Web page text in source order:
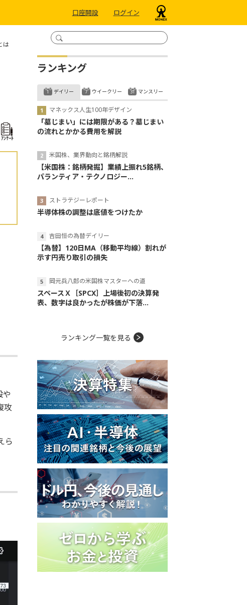
口座開設 ログイン
は
ｱﾝｹｰﾄ
や
攻
ら
ランキング
デイリー
マネックス人生100年デザイン
「墓じまい」には期限がある？墓じまい
の流れとかかる費用を解説
米国株、業界動向と銘柄解説
【米国株：銘柄発掘】業績上振れ5銘柄、
パランティア・テクノロジー...
ストラテジーレポート
半導体株の調整は底値をつけたか
吉田恒の為替デイリー
【為替】120日MA（移動平均線）割れが
示す円売り取引の損失
岡元兵八郎の米国株マスターへの道
スペースＸ［SPCX］上場後初の決算発
表、数字は良かったが株価が下落...
ウイークリー マンスリー
ランキング一覧を見る